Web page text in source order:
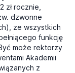
zł rocznie,
dzwonne
ze wszystkich
funkcję
może rektorzy
Akademii
z